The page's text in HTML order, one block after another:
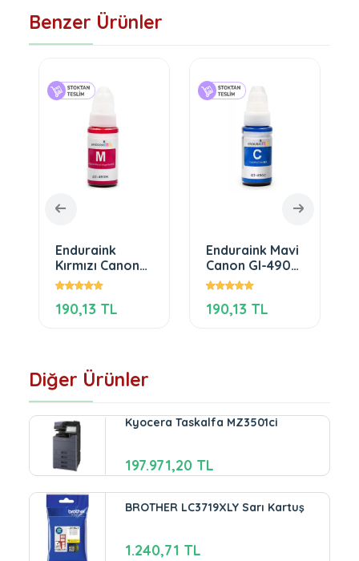
Benzer Ürünler
Enduraink
Kırmızı Canon
GI-490M
Mürekkep
190,13 TL
Enduraink Mavi
Canon GI-490C
Uyumlu
190,13 TL
Diğer Ürünler
Kyocera Taskalfa MZ3501ci
197.971,20 TL
BROTHER LC3719XLY Sarı Kartuş
1.240,71 TL